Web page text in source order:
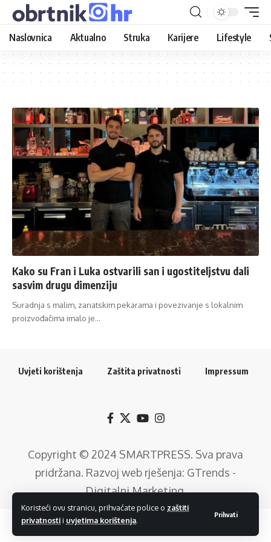
Koristeći ovu stranicu, prihvaćate police o zaštiti
privatnostii uvjetima korištenja.
Prihvati
Naslovnica Aktualno Struka Karijere Lifestyle
Kako su Fran i Luka ostvarili san i ugostiteljstvu dali
sasvim drugu dimenziju
Suradnja s malim, zanatskim pekarama i povezivanje s lokalnim
proizvođačima imalo je…
Uvjeti korištenja Zaštita privatnosti Impressum
Copyright © 2024 SMARTPRESS. Sva prava
pridržana. Razvoj web rješenja: GTrends -
Digitalni Marketing.